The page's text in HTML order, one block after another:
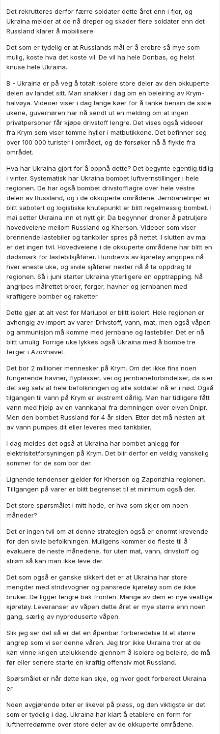
Det rekrutteres derfor færre soldater dette året enn i fjor, og
Ukraina melder at de nå dreper og skader flere soldater enn det
Russland klarer å mobilisere.
Det som er tydelig er at Russlands mål er å erobre så mye som
mulig, koste hva det koste vil. De vil ha hele Donbas, og helst
knuse hele Ukraina.
B - Ukraina er på veg å totalt isolere store deler av den okkuperte
delen av landet sitt. Man snakker i dag om en beleiring av Krym-
halvøya. Videoer viser i dag lange køer for å tanke bensin de siste
ukene, guvernøren har nå sendt ut en melding om at ingen
privatpersoner får kjøpe drivstoff lengre. Det vises også videoer
fra Krym som viser tomme hyller i matbutikkene. Det befinner seg
over 100 000 turister i området, og de forsøker nå å flykte fra
området.
Hva har Ukraina gjort for å oppnå dette? Det begynte egentlig tidlig
i vinter. Systematisk har Ukraina bombet luftvernstillinger i hele
regionen. De har også bombet drivstofflagre over hele vestre
delen av Russland, og i de okkuperte områdene. Jernbanelinjer er
blitt sabotert og logistiske knutepunkt er blitt regelmessig bombet. I
mai setter Ukraina inn et nytt gir. Da begynner droner å patruljere
hovedveiene mellom Russland og Kherson. Videoer som viser
brennende lastebiler og tankbiler spres på nettet. I slutten av mai
er det ingen tvil. Hovedveiene i de okkuperte områdene har blitt en
dødsmark for lastebilsjåfører. Hundrevis av kjøretøy angripes nå
hver eneste uke, og sivile sjåfører nekter nå å ta oppdrag til
regionen. Så i juni starter Ukraina ytterligere en opptrapping. Nå
angripes målrettet broer, ferger, havner og jernbanen med
kraftigere bomber og raketter.
Dette gjør at alt vest for Mariupol er blitt isolert. Hele regionen er
avhengig av import av varer. Drivstoff, vann, mat, men også våpen
og ammunisjon må komme med jernbane og lastebiler. Det er nå
blitt umulig. Forrige uke lykkes også Ukraina med å bombe tre
ferger i Azovhavet.
Det bor 2 millioner mennesker på Krym. Om det ikke fins noen
fungerende havner, flyplasser, vei og jernbaneforbindelser, da sier
det seg selv at hele befolkningen og alle soldater nå er i nød. Også
tilgangen til vann på Krym er ekstremt dårlig. Man har tidligere fått
vann med hjelp av en vannkanal fra demningen over elven Dnipr.
Men den bombet Russland for 4 år siden. Etter det må nesten alt
av vann pumpes dit eller leveres med tankbiler.
I dag meldes det også at Ukraina har bombet anlegg for
elektrisitetforsyningen på Krym. Det blir derfor en veldig vanskelig
sommer for de som bor der.
Lignende tendenser gjelder for Kherson og Zaporizhia regionen.
Tillgangen på varer er blitt begrenset til et minimum også der.
Det store spørsmålet i mitt hode, er hva som skjer om noen
måneder?
Det er ingen tvil om at denne strategien også er enormt krevende
for den sivile befolkningen. Muligens kommer de fleste til å
evakuere de neste månedene, for uten mat, vann, drivstoff og
strøm så kan man ikke leve der.
Det som også er ganske sikkert det er at Ukraina har store
mengder med stridsvogner og pansrede kjøretøy som de ikke
bruker. De ligger lengre bak fronten. Mange av dem er nye vestlige
kjøretøy. Leveranser av våpen dette året er mye større enn noen
gang, særlig av nyproduserte våpen.
Slik jeg ser det så er det en åpenbar forberedelse til et større
angrep som vi ser denne våren. Jeg tror ikke Ukraina tror at de
kan vinne krigen utelukkende gjennom å isolere og beleire, de må
før eller senere starte en kraftig offensiv mot Russland.
Spørsmålet er når dette kan skje, og hvor godt forberedt Ukraina
er.
Noen avgjørende biter er likevel på plass, og den viktigste er det
som er tydelig i dag. Ukraina har klart å etablere en form for
luftherredømme over store deler av de okkuperte områdene.